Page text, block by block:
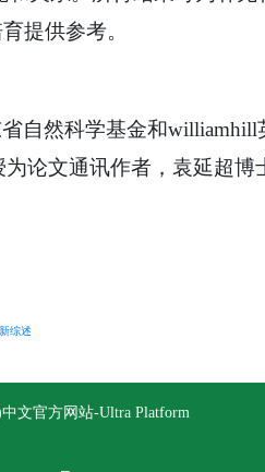
提供参考。
然科学基金和williamhill
论文通讯作者，袁延超博
综述
文官方网站-Ultra Platform